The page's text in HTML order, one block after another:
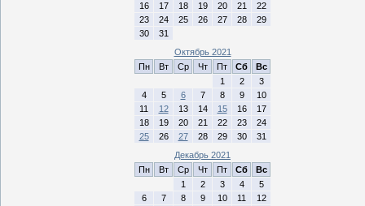
16
17 18 19 20 21
22
23
24 25 26 27 28
29
30
31
Октябрь 2021
Пн
Вт Ср Чт Пт Сб
Вс
1
2
3
4
5 6 7 8 9
10
11
12 13 14 15 16
17
18
19 20 21 22 23
24
25
26 27 28 29 30
31
Декабрь 2021
Пн
Вт Ср Чт Пт Сб
Вс
1
2 3 4
5
6
7 8 9 10 11
12